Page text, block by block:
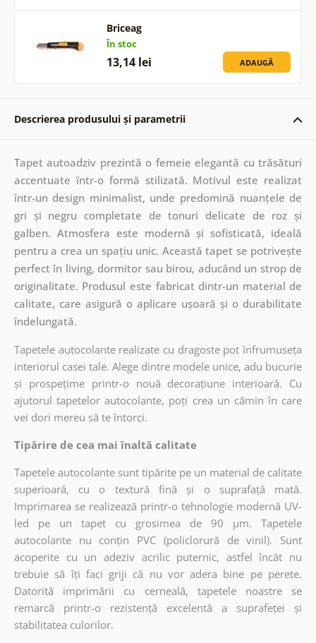
Briceag
În stoc
13,14 lei ADAUGĂ
Descrierea produsului și parametrii
Tapet autoadziv prezintă o femeie elegantă cu trăsături
accentuate într-o formă stilizată. Motivul este realizat
într-un design minimalist, unde predomină nuanțele de
gri și negru completate de tonuri delicate de roz și
galben. Atmosfera este modernă și sofisticată, ideală
pentru a crea un spațiu unic. Această tapet se potrivește
perfect în living, dormitor sau birou, aducând un strop de
originalitate. Produsul este fabricat dintr-un material de
calitate, care asigură o aplicare ușoară și o durabilitate
îndelungată.
Tapetele autocolante realizate cu dragoste pot înfrumuseța
interiorul casei tale. Alege dintre modele unice, adu bucurie
și prospețime printr-o nouă decorațiune interioară. Cu
ajutorul tapetelor autocolante, poți crea un cămin în care
vei dori mereu să te întorci.
Tipărire de cea mai înaltă calitate
Tapetele autocolante sunt tipărite pe un material de calitate
superioară, cu o textură fină și o suprafață mată.
Imprimarea se realizează printr-o tehnologie modernă UV-
led pe un tapet cu grosimea de 90 µm. Tapetele
autocolante nu conțin PVC (policlorură de vinil). Sunt
acoperite cu un adeziv acrilic puternic, astfel încât nu
trebuie să îți faci griji că nu vor adera bine pe perete.
Datorită imprimării cu cerneală, tapetele noastre se
remarcă printr-o rezistență excelentă a suprafeței și
stabilitatea culorilor.